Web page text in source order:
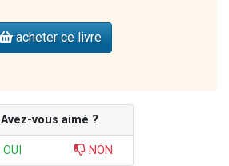
acheter ce livre
Avez-vous aimé ?
OUI NON